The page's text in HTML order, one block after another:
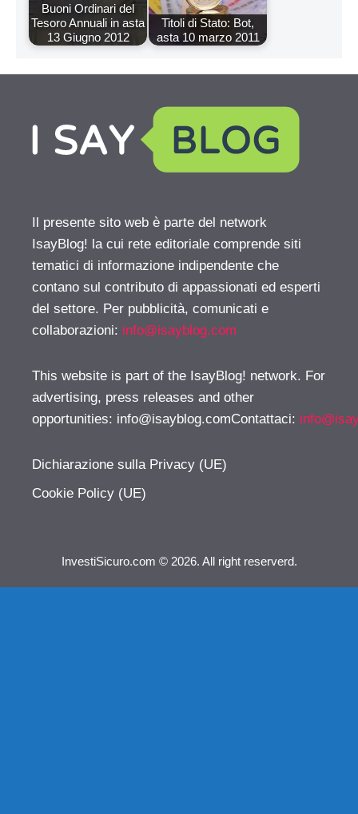
Buoni Ordinari del
Tesoro Annuali in asta
13 Giugno 2012
Titoli di Stato: Bot,
asta 10 marzo 2011
Il presente sito web è parte del network
IsayBlog! la cui rete editoriale comprende siti
tematici di informazione indipendente che
contano sul contributo di appassionati ed esperti
del settore. Per pubblicità, comunicati e
collaborazioni: info@isayblog.com
This website is part of the IsayBlog! network. For
advertising, press releases and other
opportunities: info@isayblog.comContattaci:
Dichiarazione sulla Privacy (UE)
Cookie Policy (UE)
InvestiSicuro.com © 2026. All right reserverd.